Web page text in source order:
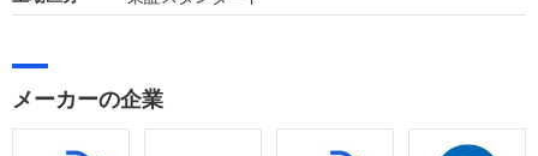
メーカーの企業